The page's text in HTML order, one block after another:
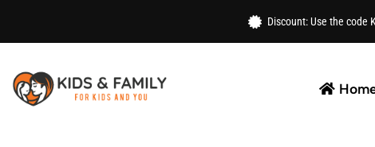
Discount: Use the code